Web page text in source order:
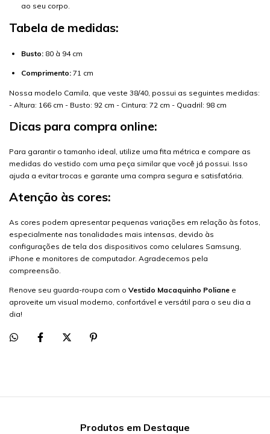
ao seu corpo.
Tabela de medidas:
Busto: 80 à 94 cm
Comprimento: 71 cm
Nossa modelo Camila, que veste 38/40, possui as seguintes medidas:
- Altura: 166 cm - Busto: 92 cm - Cintura: 72 cm - Quadril: 98 cm
Dicas para compra online:
Para garantir o tamanho ideal, utilize uma fita métrica e compare as
medidas do vestido com uma peça similar que você já possui. Isso
ajuda a evitar trocas e garante uma compra segura e satisfatória.
Atenção às cores:
As cores podem apresentar pequenas variações em relação às fotos,
especialmente nas tonalidades mais intensas, devido às
configurações de tela dos dispositivos como celulares Samsung,
iPhone e monitores de computador. Agradecemos pela
compreensão.
Renove seu guarda-roupa com o Vestido Macaquinho Poliane e
aproveite um visual moderno, confortável e versátil para o seu dia a
dia!
Produtos em Destaque